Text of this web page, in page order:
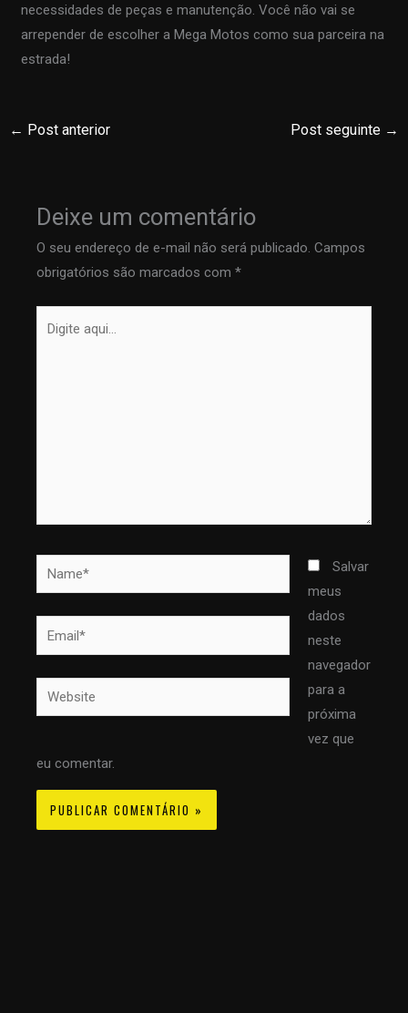
necessidades de peças e manutenção. Você não vai se
arrepender de escolher a Mega Motos como sua parceira na
estrada!
← Post anterior Post seguinte →
Deixe um comentário
O seu endereço de e-mail não será publicado. Campos
obrigatórios são marcados com*
aqui...
Name*
Email*
Website
Salvar
meus
dados
neste
navegador
para a
próxima
vez que
eu comentar.